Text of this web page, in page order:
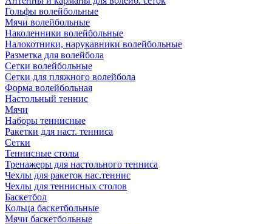
Гольфы волейбольные
Мячи волейбольные
Наколенники волейбольные
Налокотники, нарукавники волейбольные
Разметка для волейбола
Сетки волейбольные
Сетки для пляжного волейбола
Форма волейбольная
Настольный теннис
Мячи
Наборы теннисные
Ракетки для наст. тенниса
Сетки
Теннисные столы
Тренажеры для настольного тенниса
Чехлы для ракеток нас.теннис
Чехлы для теннисных столов
Баскетбол
Кольца баскетбольные
Мячи баскетбольные